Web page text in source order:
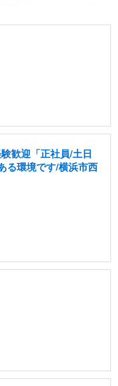
歓迎「正社員/土日
る環境です/横浜市西